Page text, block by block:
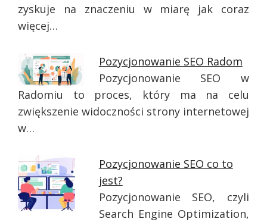
zyskuje na znaczeniu w miarę jak coraz
więcej…
Pozycjonowanie SEO Radom
Pozycjonowanie SEO w
Radomiu to proces, który ma na celu
zwiększenie widoczności strony internetowej
w…
Pozycjonowanie SEO co to
jest?
Pozycjonowanie SEO, czyli
Search Engine Optimization,